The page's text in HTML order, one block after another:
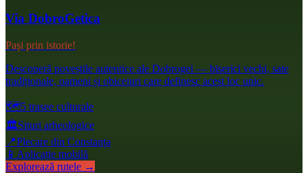
Via DobroGetica
Pași prin istorie!
Descoperă poveștile autentice ale Dobrogei — biserici vechi, sate
tradiționale, oameni și obiceiuri care definesc acest loc unic.
🗺️5 trasee culturale
🏛️Situri arheologice
📍Plecare din Constanța
📱 Aplicație mobilă
Explorează rutele →